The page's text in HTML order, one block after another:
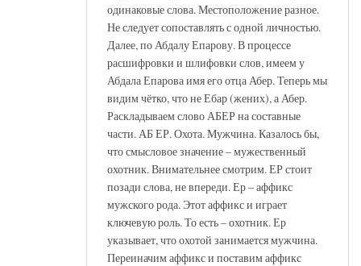
одинаковые слова. Местоположение разное.
Не следует сопоставлять с одной личностью.
Далее, по Абдалу Епарову. В процессе
расшифровки и шлифовки слов, имеем у
Абдала Епарова имя его отца Абер. Теперь мы
видим чётко, что не Ебар (жених), а Абер.
Раскладываем слово АБЕР на составные
части. АБ ЕР. Охота. Мужчина. Казалось бы,
что смысловое значение – мужественный
охотник. Внимательнее смотрим. ЕР стоит
позади слова, не впереди. Ер – аффикс
мужского рода. Этот аффикс и играет
ключевую роль. То есть – охотник. Ер
указывает, что охотой занимается мужчина.
Переиначим аффикс и поставим аффикс